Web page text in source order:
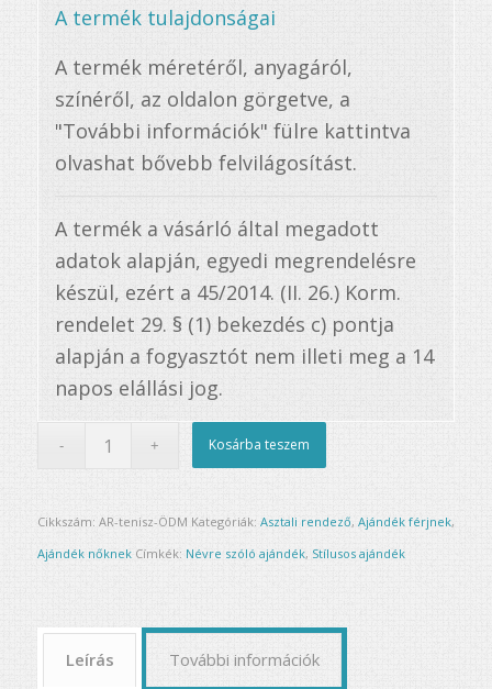
A termék tulajdonságai
A termék méretéről, anyagáról,
színéről, az oldalon görgetve, a
"További információk" fülre kattintva
olvashat bővebb felvilágosítást.
A termék a vásárló által megadott
adatok alapján, egyedi megrendelésre
készül, ezért a 45/2014. (II. 26.) Korm.
rendelet 29. § (1) bekezdés c) pontja
alapján a fogyasztót nem illeti meg a 14
napos elállási jog.
Kosárba teszem
Cikkszám: AR-tenisz-ÖDM Kategóriák: Asztali rendező, Ajándék férjnek,
Ajándék nőknek Címkék: Névre szóló ajándék, Stílusos ajándék
Leírás További információk